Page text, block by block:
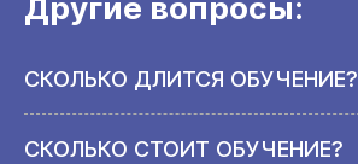
Другие вопросы:
СКОЛЬКО ДЛИТСЯ ОБУЧЕНИЕ?
СКОЛЬКО СТОИТ ОБУЧЕНИЕ?